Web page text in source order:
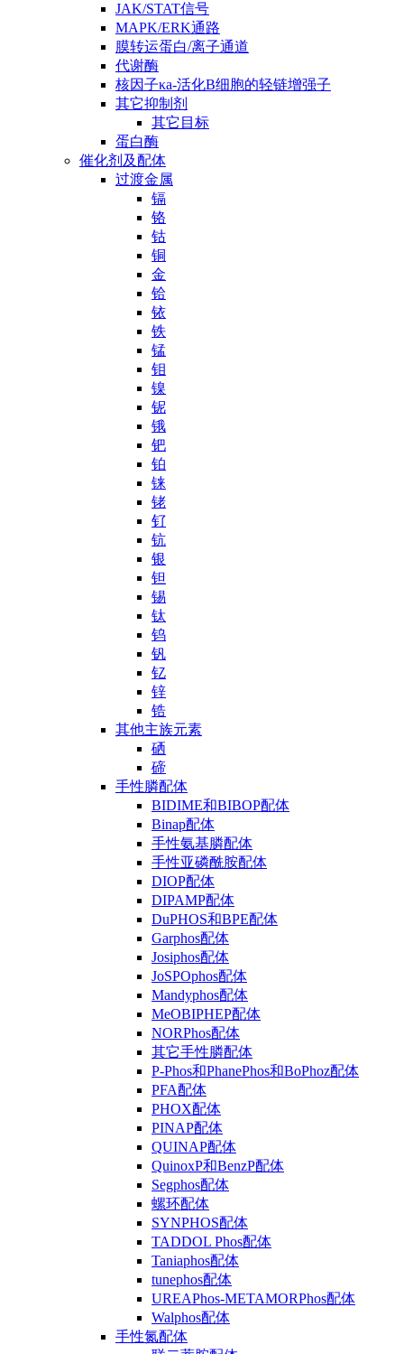
JAK/STAT信号
MAPK/ERK通路
膜转运蛋白/离子通道
代谢酶
核因子κa-活化B细胞的轻链增强子
其它抑制剂
其它目标
蛋白酶
催化剂及配体
过渡金属
镉
铬
钴
铜
金
铪
铱
铁
锰
钼
镍
铌
锇
钯
铂
铼
铑
钌
钪
银
钽
锡
钛
钨
钒
钇
锌
锆
其他主族元素
硒
碲
手性膦配体
BIDIME和BIBOP配体
Binap配体
手性氨基膦配体
手性亚磷酰胺配体
DIOP配体
DIPAMP配体
DuPHOS和BPE配体
Garphos配体
Josiphos配体
JoSPOphos配体
Mandyphos配体
MeOBIPHEP配体
NORPhos配体
其它手性膦配体
P-Phos和PhanePhos和BoPhoz配体
PFA配体
PHOX配体
PINAP配体
QUINAP配体
QuinoxP和BenzP配体
Segphos配体
螺环配体
SYNPHOS配体
TADDOL Phos配体
Taniaphos配体
tunephos配体
UREAPhos-METAMORPhos配体
Walphos配体
手性氮配体